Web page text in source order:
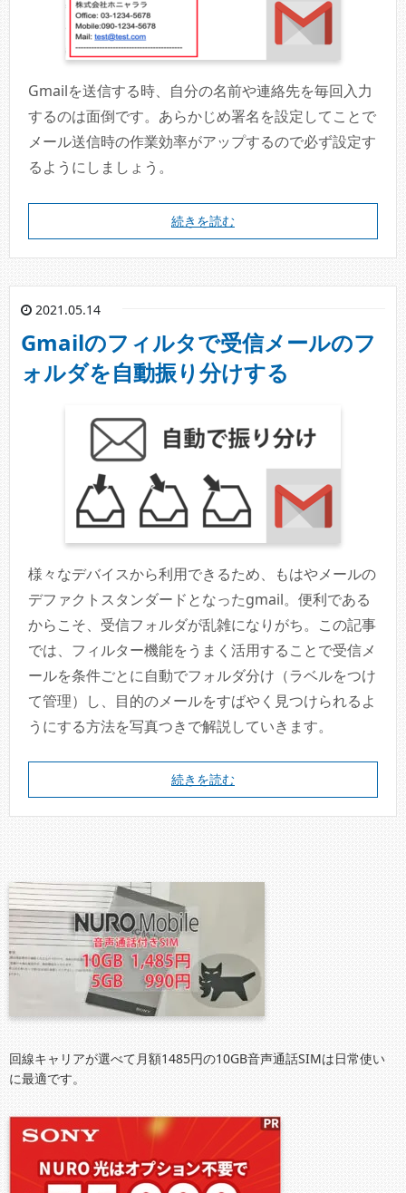
Gmailを送信する時、自分の名前や連絡先を毎回入力
するのは面倒です。あらかじめ署名を設定してことで
メール送信時の作業効率がアップするので必ず設定す
るようにしましょう。
続きを読む
2021.05.14
Gmailのフィルタで受信メールのフ
ォルダを自動振り分けする
様々なデバイスから利用できるため、もはやメールの
デファクトスタンダードとなったgmail。便利である
からこそ、受信フォルダが乱雑になりがち。この記事
では、フィルター機能をうまく活用することで受信メ
ールを条件ごとに自動でフォルダ分け（ラベルをつけ
て管理）し、目的のメールをすばやく見つけられるよ
うにする方法を写真つきで解説していきます。
続きを読む
回線キャリアが選べて月額1485円の10GB音声通話SIMは日常使い
に最適です。